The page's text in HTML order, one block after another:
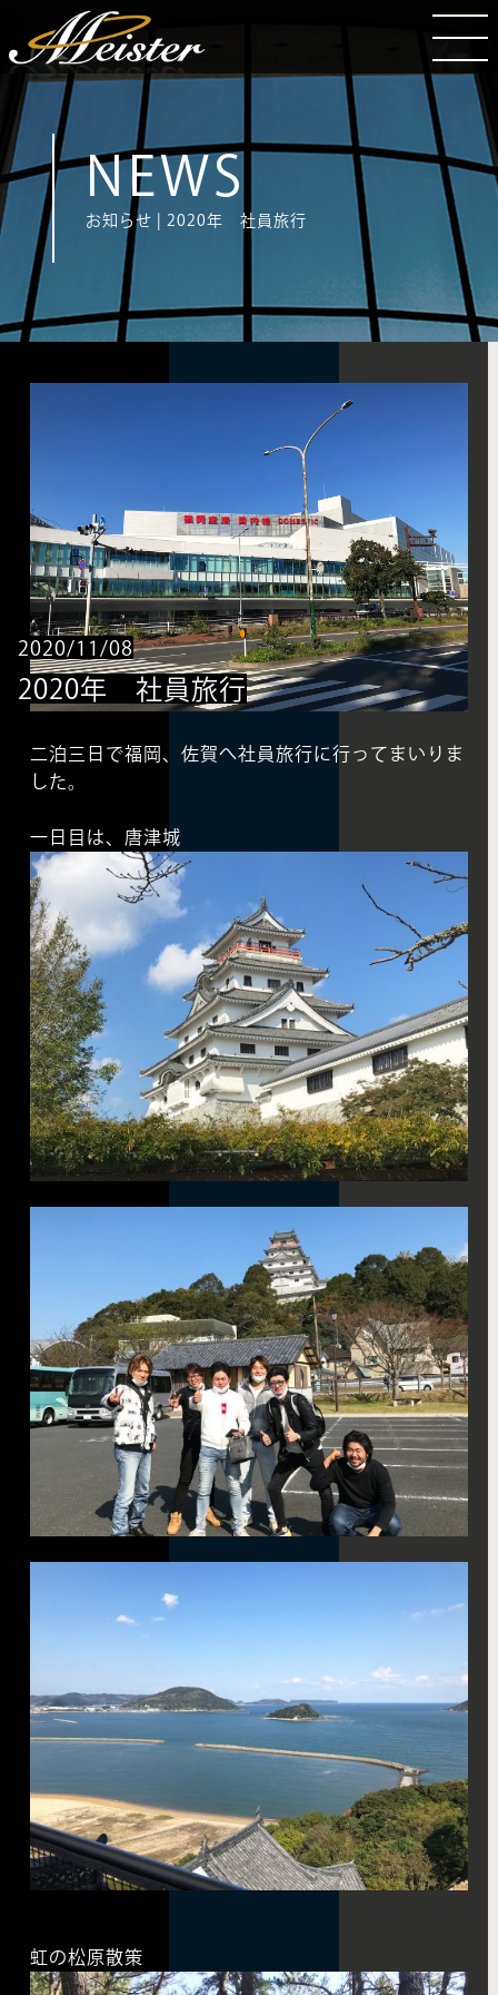
NEWS
お知らせ | 2020年 社員旅行
2020/11/08
2020年 社員旅行
二泊三日で福岡、佐賀へ社員旅行に行ってまいりま
した。
一日目は、唐津城
虹の松原散策